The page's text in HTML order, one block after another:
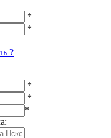
*
*
?
*
*
*
: